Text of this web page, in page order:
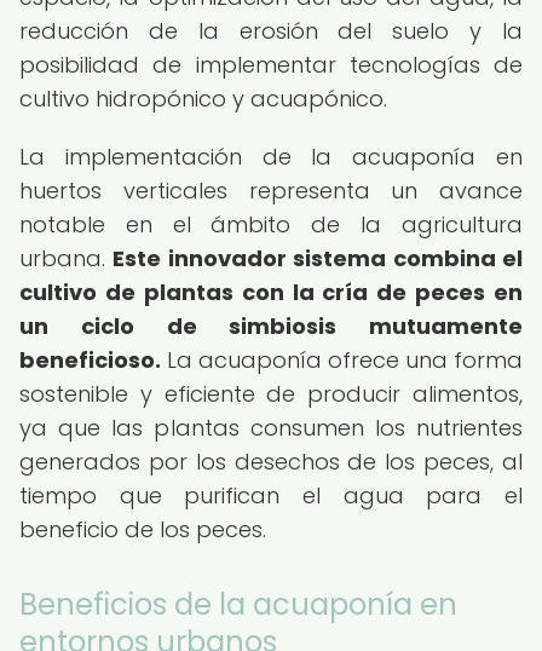
reducción de la erosión del suelo y la
posibilidad de implementar tecnologías de
cultivo hidropónico y acuapónico.
La implementación de la acuaponía en
huertos verticales representa un avance
notable en el ámbito de la agricultura
urbana. Este innovador sistema combina el
cultivo de plantas con la cría de peces en
un ciclo de simbiosis mutuamente
beneficioso. La acuaponía ofrece una forma
sostenible y eficiente de producir alimentos,
ya que las plantas consumen los nutrientes
generados por los desechos de los peces, al
tiempo que purifican el agua para el
beneficio de los peces.
Beneficios de la acuaponía en
entornos urbanos